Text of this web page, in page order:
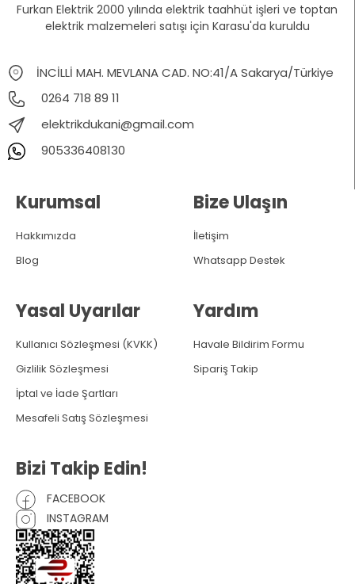
Furkan Elektrik 2000 yılında elektrik taahhüt işleri ve toptan
elektrik malzemeleri satışı için Karasu'da kuruldu
İNCİLLİ MAH. MEVLANA CAD. NO:41/A Sakarya/Türkiye
0264 718 89 11
elektrikdukani@gmail.com
905336408130
Kurumsal
Hakkımızda
Blog
Yasal Uyarılar
Kullanıcı Sözleşmesi (KVKK)
Gizlilik Sözleşmesi
İptal ve İade Şartları
Mesafeli Satış Sözleşmesi
Bize Ulaşın
İletişim
Whatsapp Destek
Yardım
Havale Bildirim Formu
Sipariş Takip
Bizi Takip Edin!
FACEBOOK
INSTAGRAM